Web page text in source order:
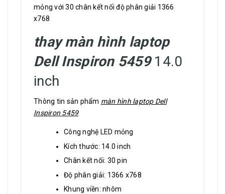
mỏng với 30 chân kết nối độ phân giải 1366
x768
thay màn hình laptop
Dell Inspiron 545914.0
inch
Thông tin sản phẩm màn hình laptop Dell
Inspiron 5459
Công nghệ LED mỏng
Kích thước: 14.0 inch
Chân kết nối: 30 pin
Độ phân giải: 1366 x768
Khung viền: nhôm